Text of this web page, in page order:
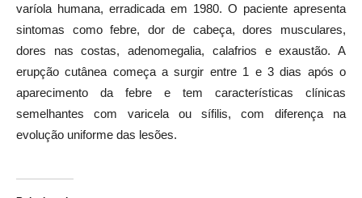
varíola humana, erradicada em 1980. O paciente apresenta
sintomas como febre, dor de cabeça, dores musculares,
dores nas costas, adenomegalia, calafrios e exaustão. A
erupção cutânea começa a surgir entre 1 e 3 dias após o
aparecimento da febre e tem características clínicas
semelhantes com varicela ou sífilis, com diferença na
evolução uniforme das lesões.